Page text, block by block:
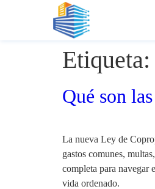
Etiqueta:
Qué son
La nueva Ley de
gastos comunes,
completa para navegar
vida ordenado.